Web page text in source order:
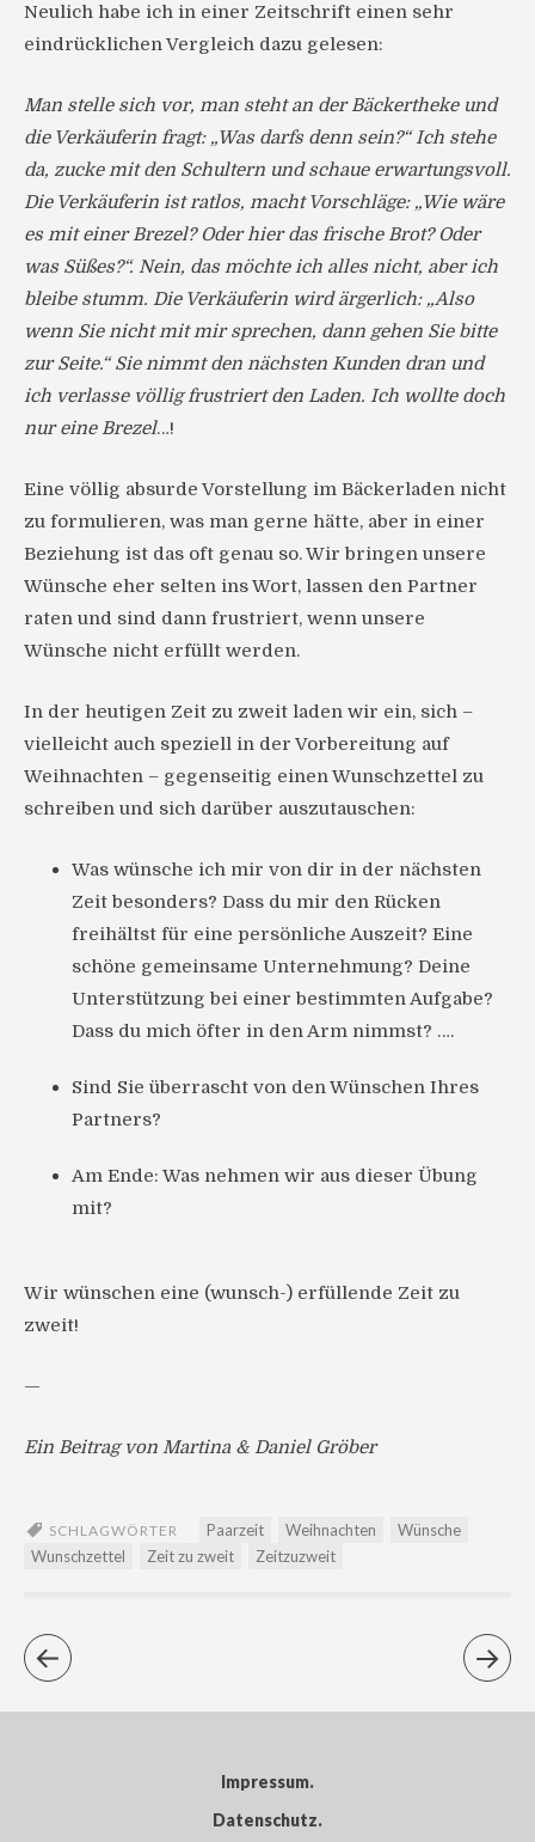
Neulich habe ich in einer Zeitschrift einen sehr
eindrücklichen Vergleich dazu gelesen:
Man stelle sich vor, man steht an der Bäckertheke und
die Verkäuferin fragt: „Was darfs denn sein?“ Ich stehe
da, zucke mit den Schultern und schaue erwartungsvoll.
Die Verkäuferin ist ratlos, macht Vorschläge: „Wie wäre
es mit einer Brezel? Oder hier das frische Brot? Oder
was Süßes?“. Nein, das möchte ich alles nicht, aber ich
bleibe stumm. Die Verkäuferin wird ärgerlich: „Also
wenn Sie nicht mit mir sprechen, dann gehen Sie bitte
zur Seite.“ Sie nimmt den nächsten Kunden dran und
ich verlasse völlig frustriert den Laden. Ich wollte doch
nur eine Brezel…!
Eine völlig absurde Vorstellung im Bäckerladen nicht
zu formulieren, was man gerne hätte, aber in einer
Beziehung ist das oft genau so. Wir bringen unsere
Wünsche eher selten ins Wort, lassen den Partner
raten und sind dann frustriert, wenn unsere
Wünsche nicht erfüllt werden.
In der heutigen Zeit zu zweit laden wir ein, sich –
vielleicht auch speziell in der Vorbereitung auf
Weihnachten – gegenseitig einen Wunschzettel zu
schreiben und sich darüber auszutauschen:
Was wünsche ich mir von dir in der nächsten
Zeit besonders? Dass du mir den Rücken
freihältst für eine persönliche Auszeit? Eine
schöne gemeinsame Unternehmung? Deine
Unterstützung bei einer bestimmten Aufgabe?
Dass du mich öfter in den Arm nimmst? ….
Sind Sie überrascht von den Wünschen Ihres
Partners?
Am Ende: Was nehmen wir aus dieser Übung
mit?
Wir wünschen eine (wunsch-) erfüllende Zeit zu
zweit!
—
Ein Beitrag von Martina & Daniel Gröber
SCHLAGWÖRTER Paarzeit Weihnachten
Wünsche
Wunschzettel
Zeit zu zweit Zeitzuzweit
Impressum
Datenschutz